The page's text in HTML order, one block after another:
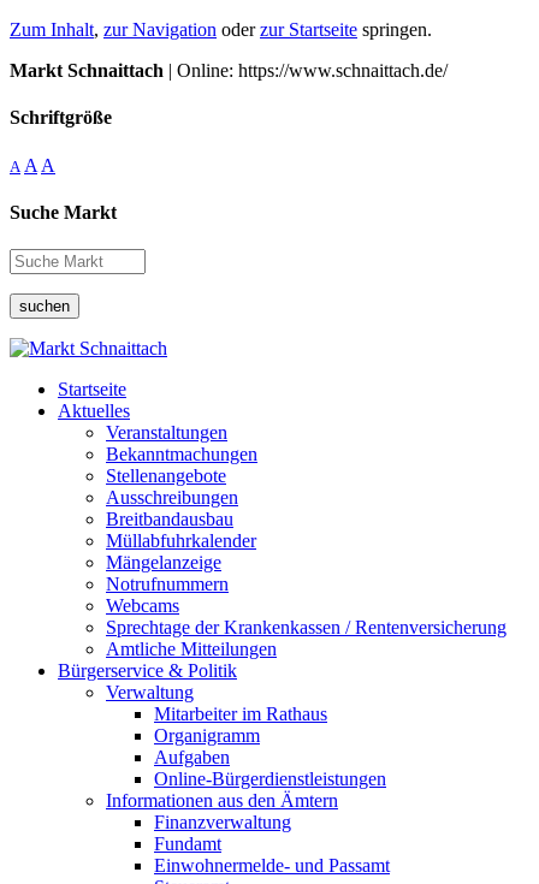
Zum Inhalt, zur Navigation oderzur Startseite springen.
Markt Schnaittach | Online: https://www.schnaittach.de/
Schriftgröße
A A A
Suche Markt
suchen
Startseite
Aktuelles
Veranstaltungen
Bekanntmachungen
Stellenangebote
Ausschreibungen
Breitbandausbau
Müllabfuhrkalender
Mängelanzeige
Notrufnummern
Webcams
Sprechtage der Krankenkassen / Rentenversicherung
Amtliche Mitteilungen
Bürgerservice & Politik
Verwaltung
Mitarbeiter im Rathaus
Organigramm
Aufgaben
Online-Bürgerdienstleistungen
Informationen aus den Ämtern
Finanzverwaltung
Fundamt
Einwohnermelde- und Passamt